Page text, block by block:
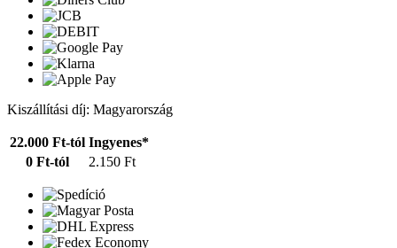
Kiszállítási díj: Magyarország
22.000 Ft-tól Ingyenes*
0 Ft-tól
2.150 Ft